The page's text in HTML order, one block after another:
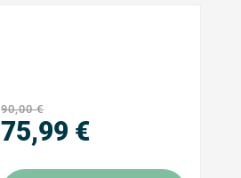
90,00 €
75,99 €